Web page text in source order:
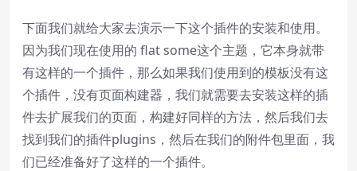
Window
Color
Transparency
Font Size
Text Edge Style
下面我们就给大家去演示一下这个插件的安装和使用。
因为我们现在使用的 flat some这个主题，它本身就带
有这样的一个插件，那么如果我们使用到的模板没有这
个插件，没有页面构建器，我们就需要去安装这样的插
件去扩展我们的页面，构建好同样的方法，然后我们去
找到我们的插件plugins，然后在我们的附件包里面，我
们已经准备好了这样的一个插件。